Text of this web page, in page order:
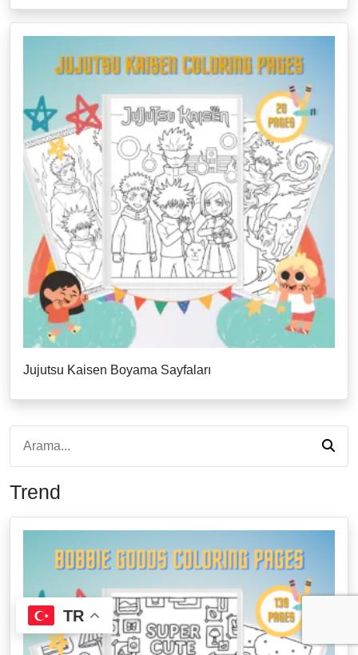
Jujutsu Kaisen Boyama Sayfaları
Trend
TR